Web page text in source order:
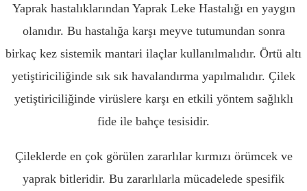
Yaprak hastalıklarından Yaprak Leke Hastalığı en yaygın
olanıdır. Bu hastalığa karşı meyve tutumundan sonra
birkaç kez sistemik mantari ilaçlar kullanılmalıdır. Örtü altı
yetiştiriciliğinde sık sık havalandırma yapılmalıdır. Çilek
yetiştiriciliğinde virüslere karşı en etkili yöntem sağlıklı
fide ile bahçe tesisidir.
Çileklerde en çok görülen zararlılar kırmızı örümcek ve
yaprak bitleridir. Bu zararlılarla mücadelede spesifik